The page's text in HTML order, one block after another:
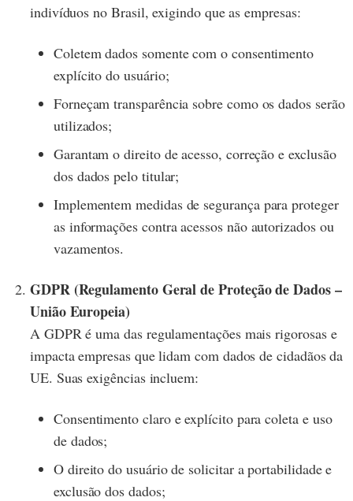
indivíduos no Brasil, exigindo que as empresas:
Coletem dados somente com o consentimento
explícito do usuário;
Forneçam transparência sobre como os dados serão
utilizados;
Garantam o direito de acesso, correção e exclusão
dos dados pelo titular;
Implementem medidas de segurança para proteger
as informações contra acessos não autorizados ou
vazamentos.
GDPR (Regulamento Geral de Proteção de Dados –
União Europeia)
A GDPR é uma das regulamentações mais rigorosas e
impacta empresas que lidam com dados de cidadãos da
UE. Suas exigências incluem:
Consentimento claro e explícito para coleta e uso
de dados;
O direito do usuário de solicitar a portabilidade e
exclusão dos dados;